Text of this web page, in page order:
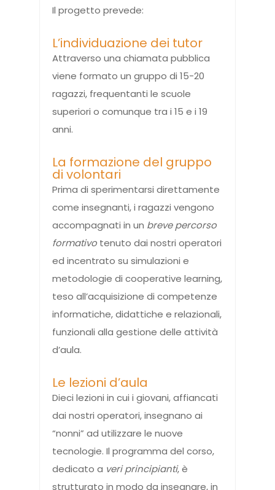
Il progetto prevede:
L’individuazione dei tutor
Attraverso una chiamata pubblica
viene formato un gruppo di 15-20
ragazzi, frequentanti le scuole
superiori o comunque tra i 15 e i 19
anni.
La formazione del gruppo
di volontari
Prima di sperimentarsi direttamente
come insegnanti, i ragazzi vengono
accompagnati in un breve percorso
formativo tenuto dai nostri operatori
ed incentrato su simulazioni e
metodologie di cooperative learning,
teso all’acquisizione di competenze
informatiche, didattiche e relazionali,
funzionali alla gestione delle attività
d’aula.
Le lezioni d’aula
Dieci lezioni in cui i giovani, affiancati
dai nostri operatori, insegnano ai
“nonni” ad utilizzare le nuove
tecnologie. Il programma del corso,
dedicato a veri principianti, è
strutturato in modo da insegnare, in